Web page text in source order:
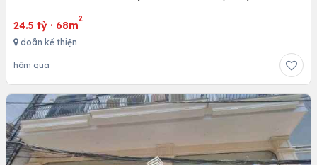
24.5 tỷ · 68m
2
doãn kế thiện
hôm qua